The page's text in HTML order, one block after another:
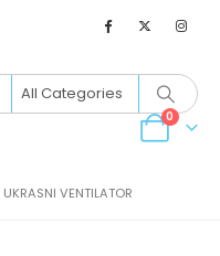
0
UKRASNI VENTILATOR